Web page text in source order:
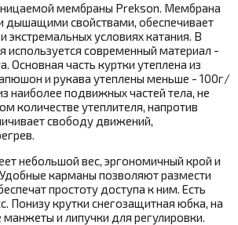
мембраны Prekson. Мембрана
дышащими свойствами, обеспечивает
экстремальных условиях катания. В
используется современный материал -
Основная часть куртки утеплена из
и рукава утеплены меньше - 100г/
наиболее подвижных частей тела, не
количестве утеплителя, напротив
свободу движений,
небольшой вес, эргономичный крой и
карманы позволяют размести
простоту доступа к ним. Есть
Понизу крутки снегозащитная юбка, на
манжеты и липучки для регулировки.